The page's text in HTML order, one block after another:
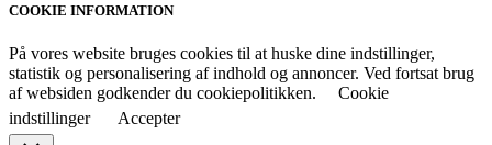
COOKIE INFORMATION
På vores website bruges cookies til at huske dine indstillinger,
statistik og personalisering af indhold og annoncer. Ved fortsat brug
af websiden godkender du cookiepolitikken.
Cookie
indstillinger
Accepter